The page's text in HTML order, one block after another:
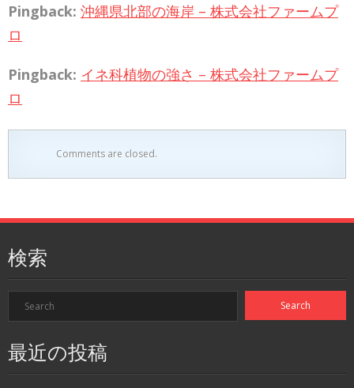
Pingback: 沖縄県北部の海岸 – 株式会社ファームプ
ロ
Pingback: イネ科植物の強さ – 株式会社ファームプ
ロ
Comments are closed.
検索
最近の投稿